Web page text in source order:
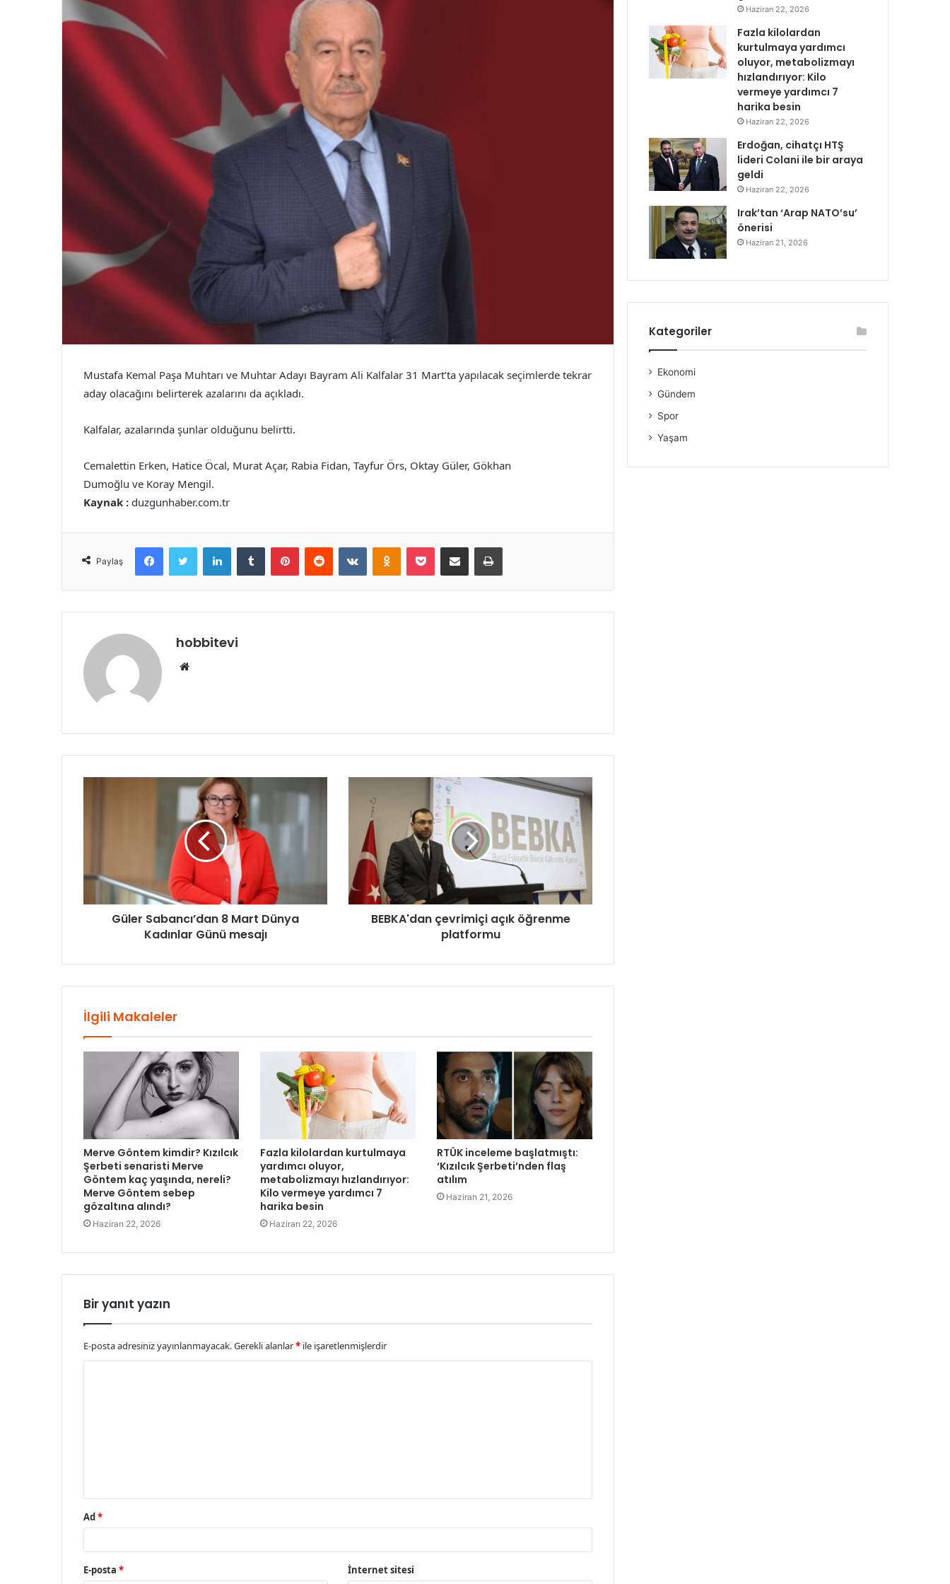
Mustafa Kemal Paşa Muhtarı ve Muhtar Adayı Bayram Ali Kalfalar 31 Mart’ta yapılacak seçimlerde tekrar
aday olacağını belirterek azalarını da açıkladı.
Kalfalar, azalarında şunlar olduğunu belirtti.
Cemalettin Erken, Hatice Öcal, Murat Açar, Rabia Fidan, Tayfur Örs, Oktay Güler, Gökhan
Dumoğlu ve Koray Mengil.
Kaynak : duzgunhaber.com.tr
Paylaş
FacebookTwitter LinkedInTumblr PinterestReddit VKontakteOdnoklassniki
Pocket E-Posta ile paylaş Yazdır
hobbitevi
Web
Güler Sabancı’dan 8 Mart Dünya
Kadınlar Günü mesajı
BEBKA'dan çevrimiçi açık öğrenme
platformu
İlgili Makaleler
Merve Göntem kimdir? Kızılcık
Şerbeti senaristi Merve
Göntem kaç yaşında, nereli?
Merve Göntem sebep
gözaltına alındı?
Haziran 22, 2026
Fazla kilolardan kurtulmaya
yardımcı oluyor,
metabolizmayı hızlandırıyor:
Kilo vermeye yardımcı 7
harika besin
Haziran 22, 2026
RTÜK inceleme başlatmıştı:
‘Kızılcık Şerbeti’nden flaş
atılım
Haziran 21, 2026
Bir yanıt yazın
E-posta adresiniz yayınlanmayacak.Gerekli alanlar* ile işaretlenmişlerdir
Ad*
E-posta * İnternet sitesi
Haziran 22, 2026
Fazla kilolardan
kurtulmaya yardımcı
oluyor, metabolizmayı
hızlandırıyor: Kilo
vermeye yardımcı 7
harika besin
Haziran 22, 2026
Erdoğan, cihatçı HTŞ
lideri Colani ile bir araya
geldi
Haziran 22, 2026
Irak’tan ‘Arap NATO’su’
önerisi
Haziran 21, 2026
Kategoriler
Ekonomi
Gündem
Spor
Yaşam